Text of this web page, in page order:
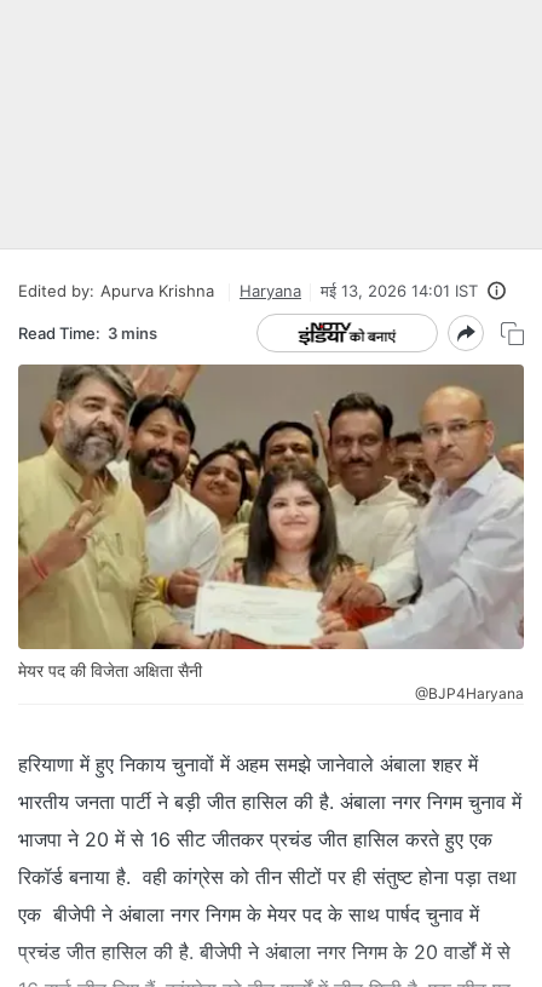
Edited by: Apurva Krishna Haryana मई 13, 2026 14:01 IST
Read Time: 3 mins
मेयर पद की विजेता अक्षिता सैनी
@BJP4Haryana
हरियाणा में हुए निकाय चुनावों में अहम समझे जानेवाले अंबाला शहर में
भारतीय जनता पार्टी ने बड़ी जीत हासिल की है. अंबाला नगर निगम चुनाव में
भाजपा ने 20 में से 16 सीट जीतकर प्रचंड जीत हासिल करते हुए एक
रिकॉर्ड बनाया है. वही कांग्रेस को तीन सीटों पर ही संतुष्ट होना पड़ा तथा
एक बीजेपी ने अंबाला नगर निगम के मेयर पद के साथ पार्षद चुनाव में
प्रचंड जीत हासिल की है. बीजेपी ने अंबाला नगर निगम के 20 वार्डों में से